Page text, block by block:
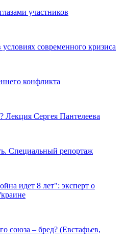
участников
современного кризиса
конфликта
Лекция Сергея Пантелеева
Специальный репортаж
идет 8 лет": эксперт о
союза – бред? (Евстафьев,